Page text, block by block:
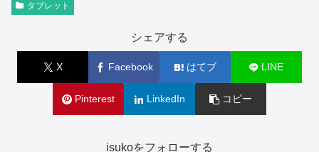
タブレット
シェアする
X Facebook はてブ LINE
Pinterest LinkedIn コピー
isukoをフォローする